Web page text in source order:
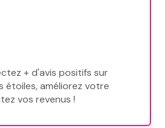
+ d'avis positifs sur
étoiles, améliorez votre
vos revenus !